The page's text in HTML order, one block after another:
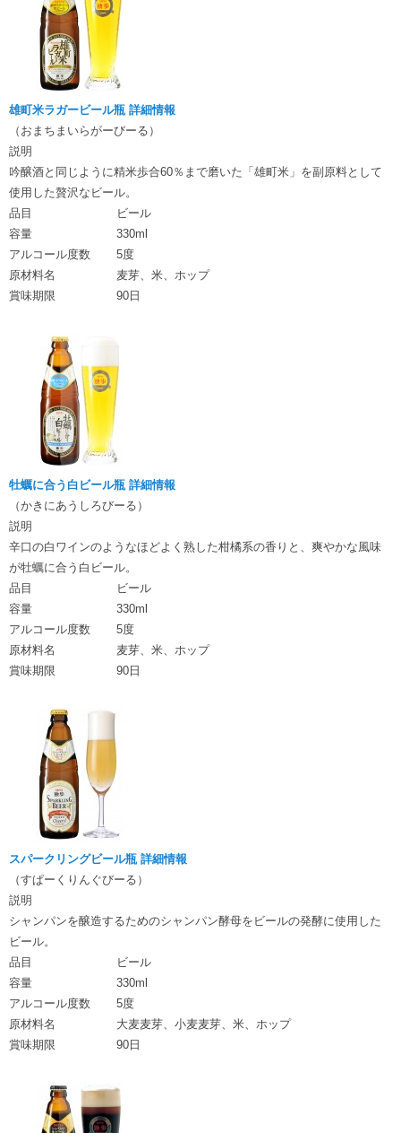
雄町米ラガービール瓶 詳細情報
（おまちまいらがーびーる）
説明
吟醸酒と同じように精米歩合60％まで磨いた「雄町米」を副原料として
使用した贅沢なビール。
品目
ビール
容量
330ml
アルコール度数
5度
原材料名
麦芽、米、ホップ
賞味期限
90日
牡蠣に合う白ビール瓶 詳細情報
（かきにあうしろびーる）
説明
辛口の白ワインのようなほどよく熟した柑橘系の香りと、爽やかな風味
が牡蠣に合う白ビール。
品目
ビール
容量
330ml
アルコール度数
5度
原材料名
麦芽、米、ホップ
賞味期限
90日
スパークリングビール瓶 詳細情報
（すぱーくりんぐびーる）
説明
シャンパンを醸造するためのシャンパン酵母をビールの発酵に使用した
ビール。
品目
ビール
容量
330ml
アルコール度数
5度
原材料名
大麦麦芽、小麦麦芽、米、ホップ
賞味期限
90日